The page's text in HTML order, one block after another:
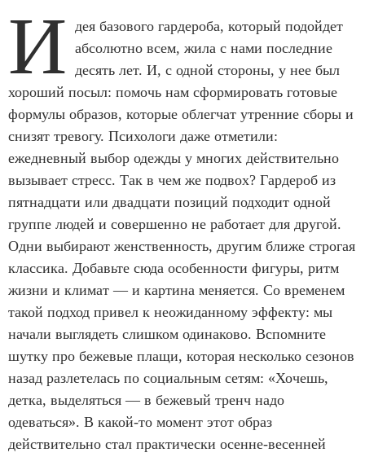
И дея базового гардероба, который подойдет
абсолютно всем, жила с нами последние
десять лет. И, с одной стороны, у нее был
хороший посыл: помочь нам сформировать готовые
формулы образов, которые облегчат утренние сборы и
снизят тревогу. Психологи даже отметили:
ежедневный выбор одежды у многих действительно
вызывает стресс. Так в чем же подвох? Гардероб из
пятнадцати или двадцати позиций подходит одной
группе людей и совершенно не работает для другой.
Одни выбирают женственность, другим ближе строгая
классика. Добавьте сюда особенности фигуры, ритм
жизни и климат — и картина меняется. Со временем
такой подход привел к неожиданному эффекту: мы
начали выглядеть слишком одинаково. Вспомните
шутку про бежевые плащи, которая несколько сезонов
назад разлетелась по социальным сетям: «Хочешь,
детка, выделяться — в бежевый тренч надо
одеваться». В какой-то момент этот образ
действительно стал практически осенне-весенней